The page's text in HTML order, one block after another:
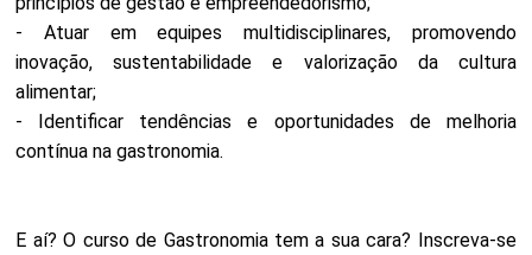
- Atuar em equipes multidisciplinares, promovendo
inovação, sustentabilidade e valorização da cultura
alimentar;
- Identificar tendências e oportunidades de melhoria
contínua na gastronomia.
E aí? O curso de Gastronomia tem a sua cara? Inscreva-se